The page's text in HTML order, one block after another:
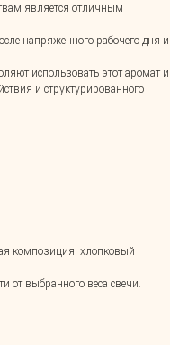
является отличным
напряженного рабочего дня и
использовать этот аромат и
и структурированного
композиция. хлопковый
от выбранного веса свечи.